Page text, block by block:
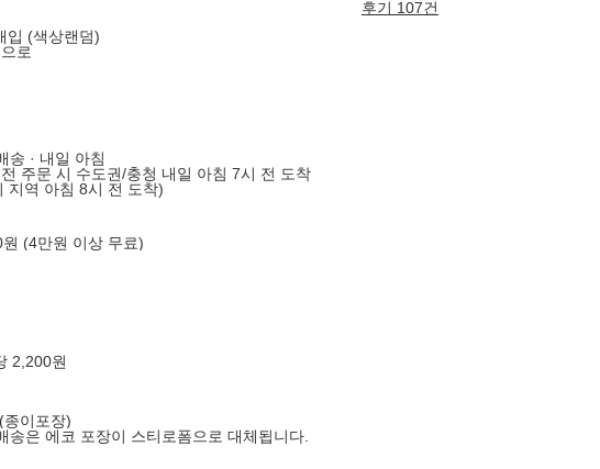
후기 107건
입 (색상랜덤)
로
송 · 내일 아침
주문 시 수도권/충청 내일 아침 7시 전 도착
지역 아침 8시 전 도착)
(4만원 이상 무료)
2,200원
종이포장)
송은 에코 포장이 스티로폼으로 대체됩니다.